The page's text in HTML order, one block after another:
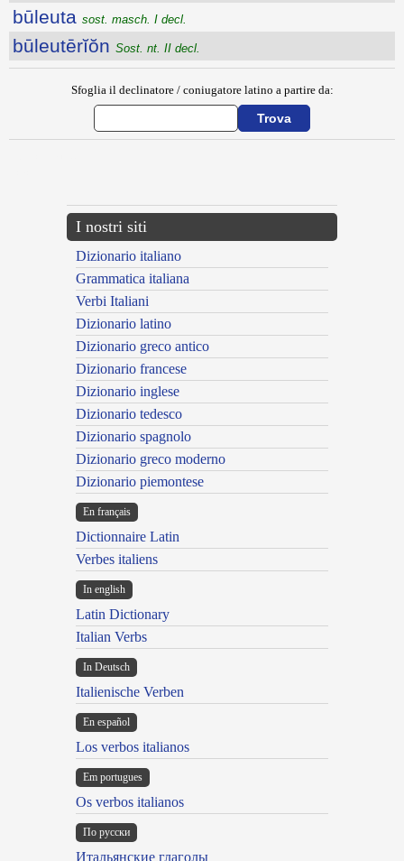
būleuta sost. masch. I decl.
būleutērĭŏn Sost. nt. II decl.
Sfoglia il declinatore / coniugatore latino a partire da:
I nostri siti
Dizionario italiano
Grammatica italiana
Verbi Italiani
Dizionario latino
Dizionario greco antico
Dizionario francese
Dizionario inglese
Dizionario tedesco
Dizionario spagnolo
Dizionario greco moderno
Dizionario piemontese
En français
Dictionnaire Latin
Verbes italiens
In english
Latin Dictionary
Italian Verbs
In Deutsch
Italienische Verben
En español
Los verbos italianos
Em portugues
Os verbos italianos
По русски
Итальянские глаголы